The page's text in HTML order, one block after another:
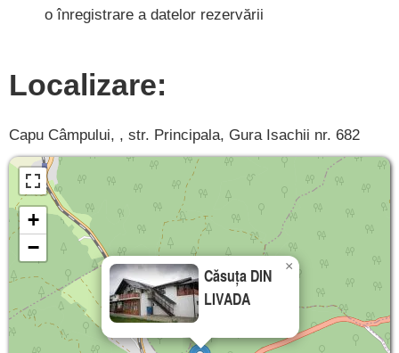
o înregistrare a datelor rezervării
Localizare:
Capu Câmpului, , str. Principala, Gura Isachii nr. 682
Căsuța DIN
LIVADA
×
+
−